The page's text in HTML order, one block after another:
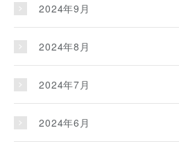
2024年9月
2024年8月
2024年7月
2024年6月